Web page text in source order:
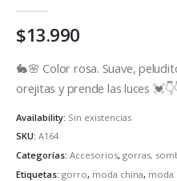
$13.990
🐇🌸 Color rosa. Suave,
orejitas y prende las luces
Availability: Sin existencias
SKU: A164
Categorías: Accesorios, gorras,
Etiquetas: gorro, moda china, moda